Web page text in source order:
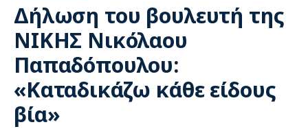
Δήλωση του βουλευτή της
ΝΙΚΗΣ Νικόλαου
Παπαδόπουλου:
«Καταδικάζω κάθε είδους
βία»